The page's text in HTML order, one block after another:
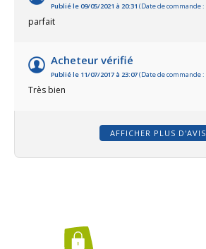
Publié le 09/05/2021 à 20:31 (Date de commande :
parfait
Acheteur vérifié
Publié le 11/07/2017 à 23:07(Date de commande :
Très bien
AFFICHER PLUS D'AVIS